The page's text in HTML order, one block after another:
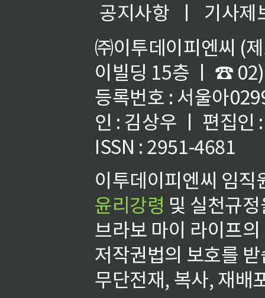
공지사항 ㅣ
기사제
㈜이투데이피엔씨 (
이빌딩 15층 ㅣ ☎
등록번호 : 서울아
인 : 김상우 ㅣ 편집인
ISSN : 2951-4681
이투데이피엔씨 임
윤리강령 및 실천규
브라보 마이 라이프
저작권법의 보호를
무단전재, 복사, 재배